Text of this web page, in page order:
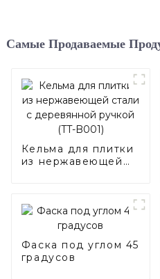
Самые Продаваемые
Кельма для плитки
из нержавеющей
Фаска под углом 45
градусов